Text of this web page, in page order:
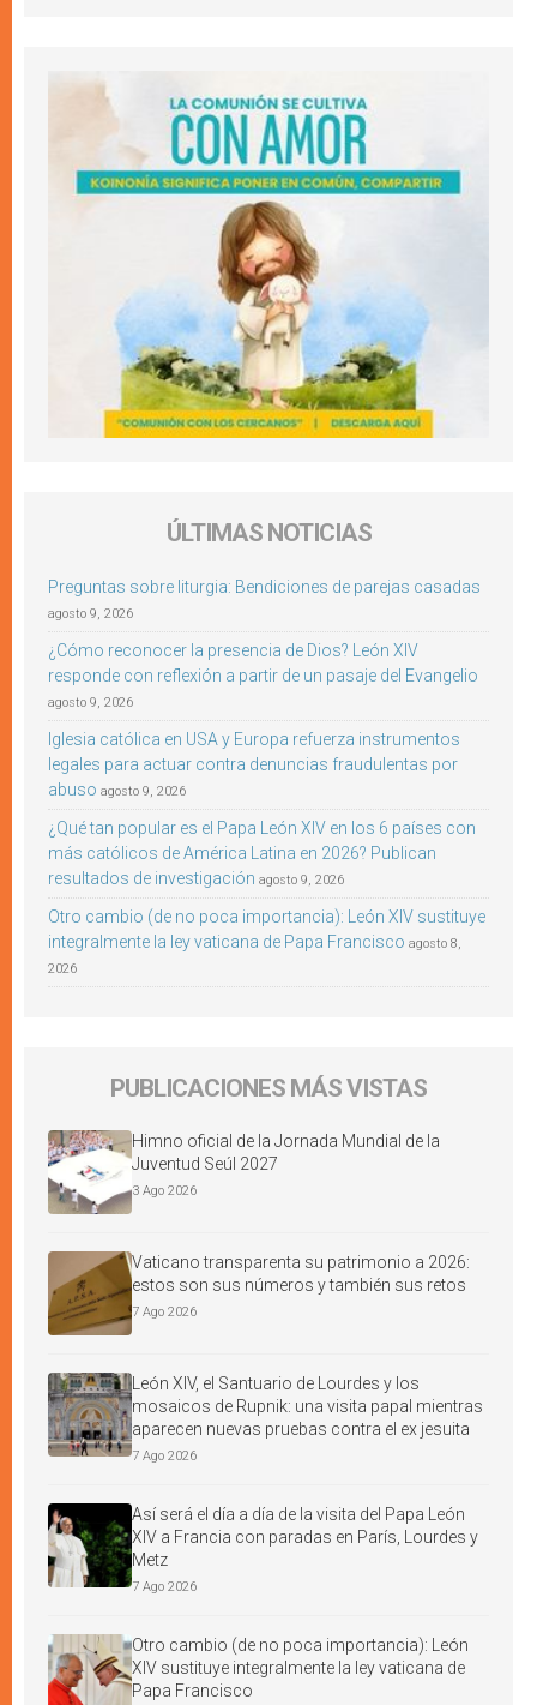
ÚLTIMAS NOTICIAS
Preguntas sobre liturgia: Bendiciones de parejas casadas
agosto 9, 2026
¿Cómo reconocer la presencia de Dios? León XIV
responde con reflexión a partir de un pasaje del Evangelio
agosto 9, 2026
Iglesia católica en USA y Europa refuerza instrumentos
legales para actuar contra denuncias fraudulentas por
abuso agosto 9, 2026
¿Qué tan popular es el Papa León XIV en los 6 países con
más católicos de América Latina en 2026? Publican
resultados de investigación agosto 9, 2026
Otro cambio (de no poca importancia): León XIV sustituye
integralmente la ley vaticana de Papa Francisco agosto 8,
2026
PUBLICACIONES MÁS VISTAS
Himno oficial de la Jornada Mundial de la
Juventud Seúl 2027
3 Ago 2026
Vaticano transparenta su patrimonio a 2026:
estos son sus números y también sus retos
7 Ago 2026
León XIV, el Santuario de Lourdes y los
mosaicos de Rupnik: una visita papal mientras
aparecen nuevas pruebas contra el ex jesuita
7 Ago 2026
Así será el día a día de la visita del Papa León
XIV a Francia con paradas en París, Lourdes y
Metz
7 Ago 2026
Otro cambio (de no poca importancia): León
XIV sustituye integralmente la ley vaticana de
Papa Francisco